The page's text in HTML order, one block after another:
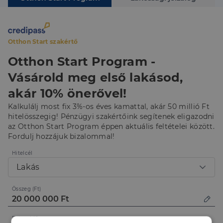
Otthon Start szakértő
Otthon Start Program -
Vásárold meg első lakásod,
akár 10% önerővel!
Kalkulálj most fix 3%-os éves kamattal, akár 50 millió Ft
hitelösszegig! Pénzügyi szakértőink segítenek eligazodni
az Otthon Start Program éppen aktuális feltételei között.
Fordulj hozzájuk bizalommal!
Hitelcél
Lakás
Összeg (Ft)
Futamidő